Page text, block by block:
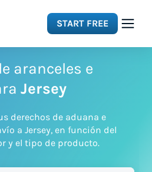
START FREE
aranceles e
Jersey
derechos de aduana e
a Jersey, en función del
y el tipo de producto.